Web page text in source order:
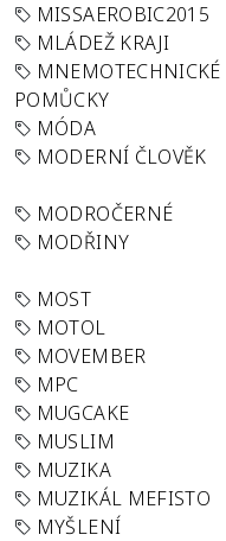
MISSAEROBIC2015
MLÁDEŽ KRAJI
MNEMOTECHNICKÉ
POMŮCKY
MÓDA
MODERNÍ ČLOVĚK
MODROČERNÉ
MODŘINY
MOST
MOTOL
MOVEMBER
MPC
MUGCAKE
MUSLIM
MUZIKA
MUZIKÁL MEFISTO
MYŠLENÍ